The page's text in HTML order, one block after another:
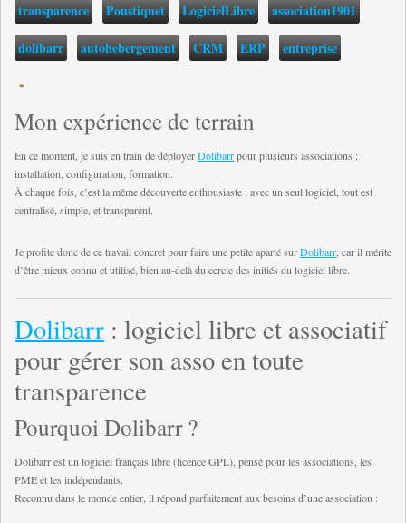
transparence Poustiquet LogicielLibre
association1901
dolibarr
autohebergement CRM ERP entreprise
Mon expérience de terrain
En ce moment, je suis en train de déployerDolibarrpour plusieurs associations :
installation, configuration, formation.
À chaque fois, c’est la même découverte enthousiaste : avec un seul logiciel, tout est
centralisé, simple, et transparent.
Je profite donc de ce travail concret pour faire une petite aparté surDolibarr , car il mérite
d’être mieux connu et utilisé, bien au-delà du cercle des initiés du logiciel libre.
Dolibarr : logiciel libre et associatif
pour gérer son asso en toute
transparence
Pourquoi Dolibarr ?
Dolibarr est un logiciel français libre (licence GPL), pensé pour les associations, les
PME et les indépendants.
Reconnu dans le monde entier, il répond parfaitement aux besoins d’une association :